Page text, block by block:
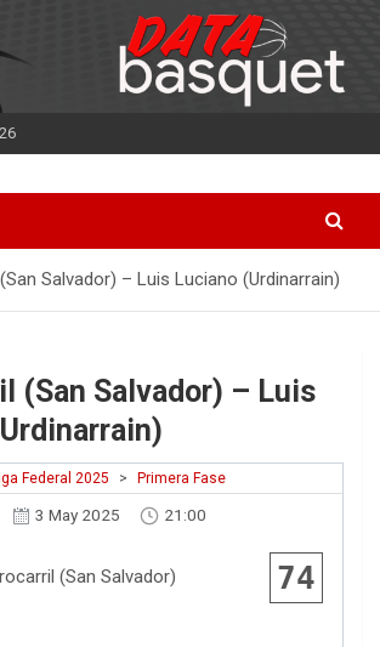
Salvador) – Luis Luciano (Urdinarrain)
(San Salvador) – Luis
Federal 2025 > Primera Fase
3 May 2025 21:00
(San Salvador) 74